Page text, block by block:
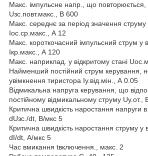
Макс. імпульсне напр., що повторюється,
Uзс.повт.макс., В 600
Макс. середнє за період значення струму
Iос.ср.макс., А 12
Макс. короткочасний імпульсний струм у
Iкр.макс., А 120
Макс. наприклад. у відкритому стані
Найменший постійний струм керування,
увімкнення тиристора Iу.від.мін., А 0.05
Відмикальна напруга керування, що
постійному відмикальному струму Uу.от.,
Критична швидкість наростання напруги в
dUзс./dt, В/мкс 5
Критична швидкість наростання струму у
dI/dt, А/мкс 5
Час вмикання tвключення., макс. 2